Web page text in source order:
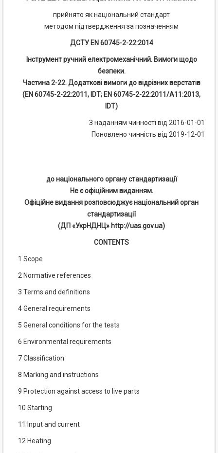
прийнято як національний стандарт
методом підтвердження за позначенням
ДСТУ EN 60745-2-22:2014
Інструмент ручний електромеханічний. Вимоги щодо
безпеки.
Частина 2-22. Додаткові вимоги до відрізних верстатів
(EN 60745-2-22:2011, IDT; EN 60745-2-22:2011/А11:2013,
IDT)
З наданням чинності від 2016-01-01
Поновлено чинність від 2019-12-01
до національного органу стандартизації
Не є офіційним виданням.
Офіційне видання розповсюджує національний орган
стандартизації
(ДП «УкрНДНЦ» http://uas.gov.ua)
CONTENTS
1 Scope
2 Normative references
3 Terms and definitions
4 General requirements
5 General conditions for the tests
6 Environmental requirements
7 Classification
8 Marking and instructions
9 Protection against access to live parts
10 Starting
11 Input and current
12 Heating